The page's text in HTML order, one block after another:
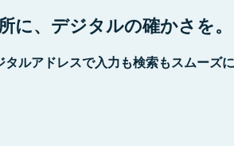
に、デジタルの確かさを。
タルアドレスで入力も検索もスムーズ